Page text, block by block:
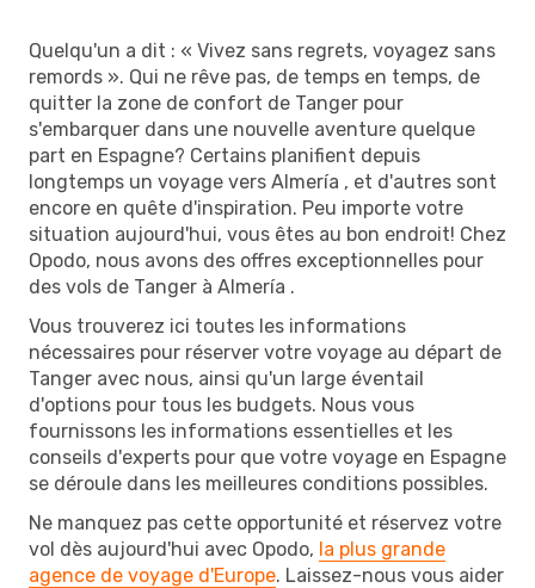
Quelqu'un a dit : « Vivez sans regrets, voyagez sans
remords ». Qui ne rêve pas, de temps en temps, de
quitter la zone de confort de Tanger pour
s'embarquer dans une nouvelle aventure quelque
part en Espagne? Certains planifient depuis
longtemps un voyage vers Almería , et d'autres sont
encore en quête d'inspiration. Peu importe votre
situation aujourd'hui, vous êtes au bon endroit! Chez
Opodo, nous avons des offres exceptionnelles pour
des vols de Tanger à Almería .
Vous trouverez ici toutes les informations
nécessaires pour réserver votre voyage au départ de
Tanger avec nous, ainsi qu'un large éventail
d'options pour tous les budgets. Nous vous
fournissons les informations essentielles et les
conseils d'experts pour que votre voyage en Espagne
se déroule dans les meilleures conditions possibles.
Ne manquez pas cette opportunité et réservez votre
vol dès aujourd'hui avec Opodo, la plus grande
agence de voyage d'Europe. Laissez-nous vous aider